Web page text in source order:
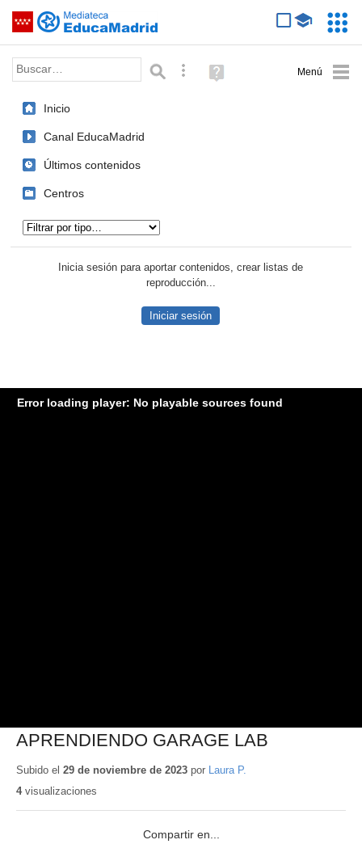
Saltar navegación
Palabra o frase: Búsqueda avanzada
Ayuda
(en
Inicio
Canal EducaMadrid
Últimos contenidos
Centros
Inicia sesión para aportar contenidos, crear listas de
reproducción...
Iniciar sesión
Error loading player: No playable sources found
APRENDIENDO GARAGE LAB
Subido el 29 de noviembre de 2023 por
Laura P.
4visualizaciones